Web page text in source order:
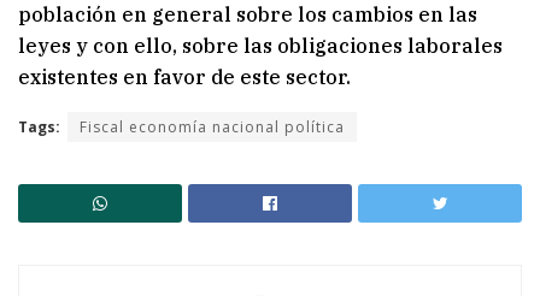
población en general sobre los cambios en las
leyes y con ello, sobre las obligaciones laborales
existentes en favor de este sector.
Tags: Fiscal economía nacional política